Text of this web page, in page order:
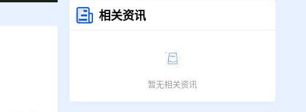
相关资讯
暂无相关资讯